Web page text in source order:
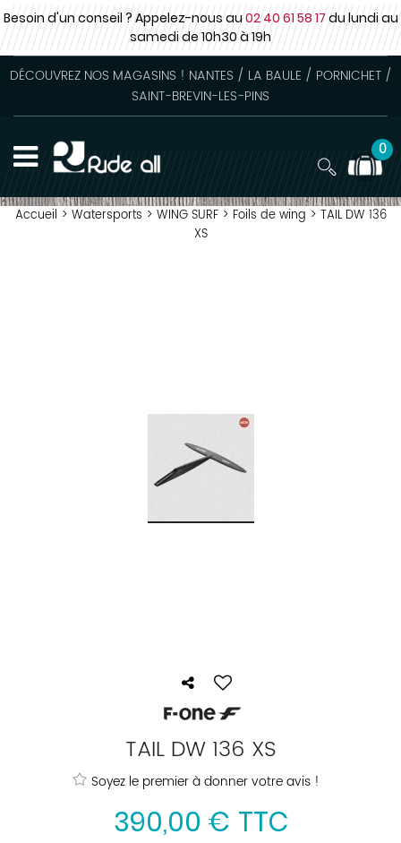
Besoin d'un conseil ? Appelez-nous au02 40 61 58 17du lundi au
samedide 10h30 à 19h
DÉCOUVREZ NOS MAGASINS ! NANTES / LA BAULE / PORNICHET /
SAINT-BREVIN-LES-PINS
0
Accueil > Watersports > WING SURF > Foils de wing > TAIL DW 136
XS
TAIL DW 136 XS
Soyez le premier à donner votre avis !
390,00 € TTC